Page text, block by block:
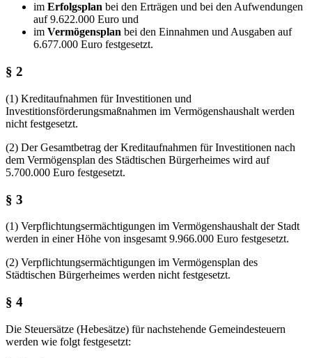
im Erfolgsplan bei den Erträgen und bei den Aufwendungen
auf 9.622.000 Euro und
im Vermögensplan bei den Einnahmen und Ausgaben auf
6.677.000 Euro festgesetzt.
§ 2
(1) Kreditaufnahmen für Investitionen und
Investitionsförderungsmaßnahmen im Vermögenshaushalt werden
nicht festgesetzt.
(2) Der Gesamtbetrag der Kreditaufnahmen für Investitionen nach
dem Vermögensplan des Städtischen Bürgerheimes wird auf
5.700.000 Euro festgesetzt.
§ 3
(1) Verpflichtungsermächtigungen im Vermögenshaushalt der Stadt
werden in einer Höhe von insgesamt 9.966.000 Euro festgesetzt.
(2) Verpflichtungsermächtigungen im Vermögensplan des
Städtischen Bürgerheimes werden nicht festgesetzt.
§ 4
Die Steuersätze (Hebesätze) für nachstehende Gemeindesteuern
werden wie folgt festgesetzt: